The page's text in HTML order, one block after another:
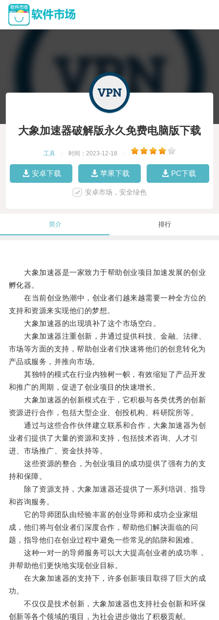
大象加速器破解版永久免费电脑版下载
工具 时间：2023-12-18
安卓下载 苹果下载 PC下载
安卓市场，安全绿色
简介 排行
大象加速器是一家致力于帮助创业项目加速发展的创业
孵化器。
在当前创业热潮中，创业者们越来越需要一种全方位的
支持和资源来实现他们的梦想。
大象加速器的出现填补了这个市场空白。
大象加速器注重创新，并通过提供科技、金融、法律、
市场等方面的支持，帮助创业者们快速将他们的创意转化为
产品或服务，并推向市场。
其独特的模式在行业内独树一帜，有效缩短了产品开发
和推广的周期，促进了创业项目的快速增长。
大象加速器的创新模式在于，它积极与各类优秀的创新
资源进行合作，包括大型企业、创投机构、科研院所等。
通过与这些合作伙伴建立联系和合作，大象加速器为创
业者们提供了大量的资源和支持，包括技术咨询、人才引
进、市场推广、资金扶持等。
这些资源的整合，为创业项目的成功提供了强有力的支
持和保障。
除了资源支持，大象加速器还提供了一系列培训、指导
和咨询服务。
它的导师团队由经验丰富的创业导师和成功企业家组
成，他们将与创业者们深度合作，帮助他们解决面临的问
题，指导他们在创业过程中避免一些常见的陷阱和困难。
这种一对一的导师服务可以大大提高创业者的成功率，
并帮助他们更快地实现创业目标。
在大象加速器的支持下，许多创新项目取得了巨大的成
功。
不仅仅是技术创新，大象加速器也支持社会创新和环保
创新等各个领域的项目，为社会进步做出了积极贡献。